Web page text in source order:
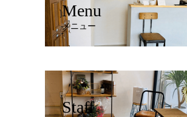
Menu
メニュー
Staff